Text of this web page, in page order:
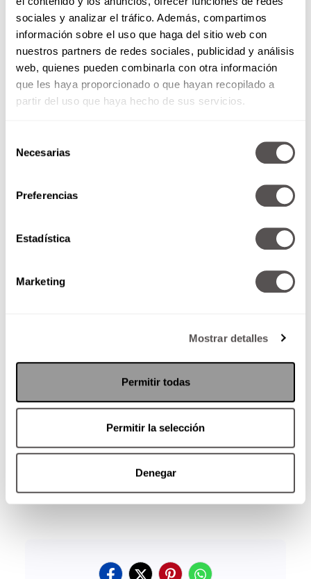
sociales y analizar el tráfico. Además, compartimos
información sobre el uso que haga del sitio web con
nuestros partners de redes sociales, publicidad y análisis
web, quienes pueden combinarla con otra información
que les haya proporcionado o que hayan recopilado a
partir del uso que haya hecho de sus servicios.
Necesarias
Preferencias
Estadística
Marketing
Mostrar detalles
Permitir todas
Permitir la selección
Denegar
lo más importante en
tu desempeño, experiencias y forma de
Aquí te dejamos un video para que logres el